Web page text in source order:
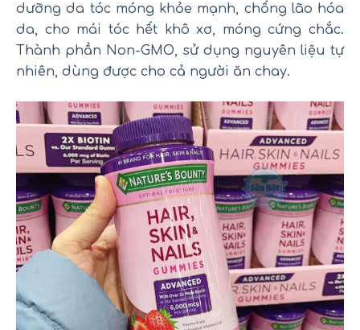
dưỡng da tóc móng khỏe mạnh, chống lão hóa
da, cho mái tóc hết khô xơ, móng cứng chắc.
Thành phần Non-GMO, sử dụng nguyên liệu tự
nhiên, dùng được cho cả người ăn chay.